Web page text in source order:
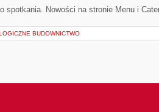
spotkania. Nowości na stronie Menu i
BUDOWNICTWO